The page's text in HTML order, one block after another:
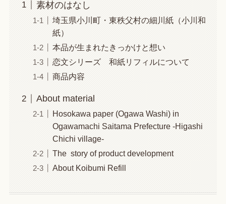
素材のはなし
埼玉県小川町・東秩父村の細川紙（小川和
紙）
本品が生まれたきっかけと想い
恋文シリーズ 和紙リフィルについて
商品内容
About material
Hosokawa paper (Ogawa Washi) in
Ogawamachi Saitama Prefecture -Higashi
Chichi village-
The story of product development
About Koibumi Refill